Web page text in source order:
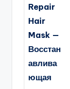
Repair
Hair
Mask —
Восстан
авлива
ющая